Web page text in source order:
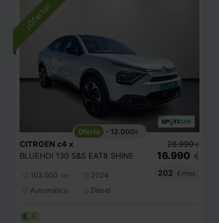
- 12.000€
CITROEN c4 x
BLUEHDI 130 S&S EAT8 SHINE
103.000 km
2024
Automático
Diésel
28.990 €
16.990 €
202
€/mes
C